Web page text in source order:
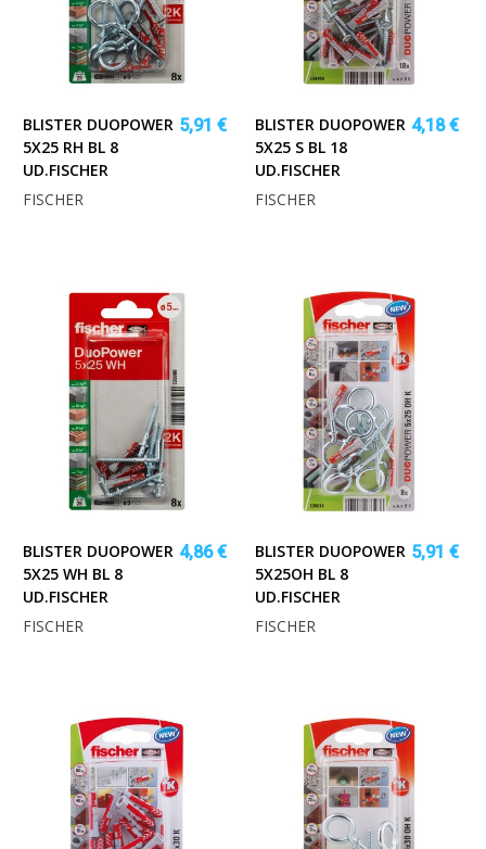
BLISTER DUOPOWER
5X25 RH BL 8
UD.FISCHER
5,91 €
FISCHER
BLISTER DUOPOWER
5X25 S BL 18
UD.FISCHER
4,18 €
FISCHER
BLISTER DUOPOWER
5X25 WH BL 8
UD.FISCHER
4,86 €
FISCHER
BLISTER DUOPOWER
5X25OH BL 8
UD.FISCHER
5,91 €
FISCHER